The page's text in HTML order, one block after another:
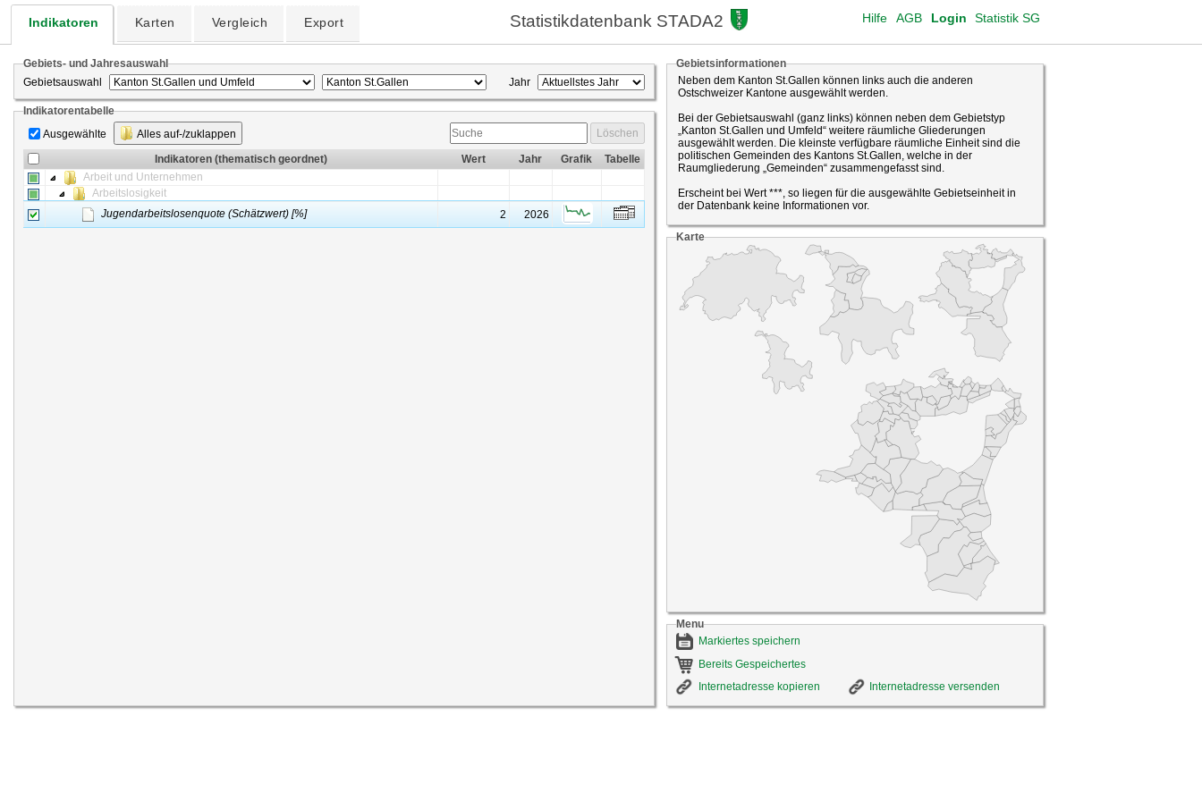
Indikatoren Karten Vergleich Export Statistikdatenbank STADA2 Login Statistik SG
AGB
Hilfe
Gebiets- und Jahresauswahl
Gebietsauswahl
Jahr
Indikatorentabelle
Ausgewählte
Alles auf-/zuklappen Löschen
Indikatoren (thematisch geordnet) Wert Jahr Grafik
Tabelle
Arbeit und Unternehmen
Arbeitslosigkeit
Jugendarbeitslosenquote (Schätzwert) [%]
2 2026
Gebietsinformationen
Neben dem Kanton St.Gallen können links auch die anderen
Ostschweizer Kantone ausgewählt werden.
Bei der Gebietsauswahl (ganz links) können neben dem Gebietstyp
„Kanton St.Gallen und Umfeld“ weitere räumliche Gliederungen
ausgewählt werden. Die kleinste verfügbare räumliche Einheit sind die
politischen Gemeinden des Kantons St.Gallen, welche in der
Raumgliederung „Gemeinden“ zusammengefasst sind.
Erscheint bei Wert ***, so liegen für die ausgewählte Gebietseinheit in
der Datenbank keine Informationen vor.
Karte
Menu
Markiertes speichern
Bereits Gespeichertes
Internetadresse kopieren
Internetadresse versenden